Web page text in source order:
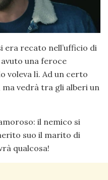
era recato nell’ufficio di
avuto una feroce
voleva lì. Ad un certo
vedrà tra gli alberi un
il nemico si
suo il marito di
qualcosa!